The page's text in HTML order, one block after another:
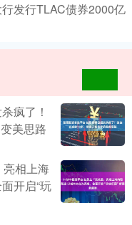
发行TLAC债券2000亿
疯了！
美思路
相上海
开启“玩